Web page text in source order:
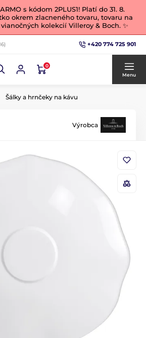
s kódom 2PLUS1! Platí do 31. 8.
okrem zlacneného tovaru, tovaru na
kolekcií Villeroy & Boch. ✨
+420 774 725 901
0
Menu
Šálky a hrnčeky na kávu
Výrobca